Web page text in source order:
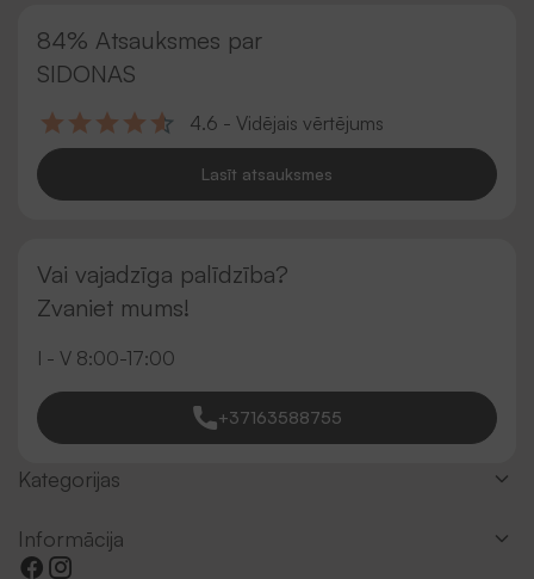
84% Atsauksmes par
SIDONAS
4.6 - Vidējais vērtējums
Lasīt atsauksmes
Vai vajadzīga palīdzība?
Zvaniet mums!
I - V 8:00-17:00
+37163588755
Kategorijas
Informācija